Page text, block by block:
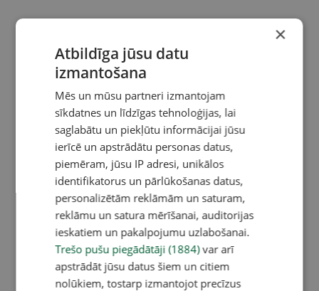
×
Atbildīga jūsu datu
izmantošana
Mēs un mūsu partneri izmantojam
sīkdatnes un līdzīgas tehnoloģijas, lai
saglabātu un piekļūtu informācijai jūsu
ierīcē un apstrādātu personas datus,
piemēram, jūsu IP adresi, unikālos
identifikatorus un pārlūkošanas datus,
personalizētām reklāmām un saturam,
reklāmu un satura mērīšanai, auditorijas
ieskatiem un pakalpojumu uzlabošanai.
Trešo pušu piegādātāji (1884)var arī
apstrādāt jūsu datus šiem un citiem
nolūkiem, tostarp izmantojot precīzus